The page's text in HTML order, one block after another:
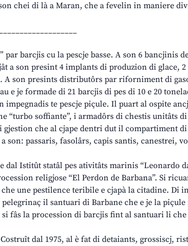
chei di là a Maran, che a fevelin in maniere
par barcjis cu la pescje basse. A son 6 bancjinis
a son presint 4 implants di produzion di glace, 2
A son presints distributôrs par riforniment di
e je formade di 21 barcjis di pes di 10 e 20
impegnadis te pescje piçule. Il puart al ospite
“turbo soffiante”, i armadôrs di chestis unitâts di
gjestion che al cjape dentri dut il compartiment
son: passaris, fasolârs, capis santis, canestrei,
dal Istitût statâl pes ativitâts marinis “Leonardo
religjose “El Perdon de Barbana”. Si
une pestilence teribile e cjapà la citadine. Di
il santuari di Barbane che e je la
fâs la procession di barcjis fint al santuari li che
Costruît dal 1975, al è fat di detaiants, grossiscj,